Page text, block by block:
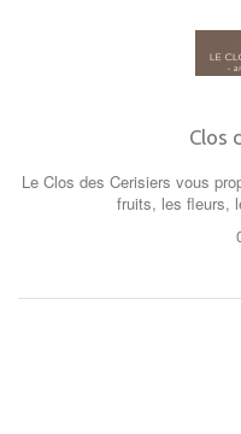
Clos
Le Clos des Cerisiers vous
fruits, les fleurs,